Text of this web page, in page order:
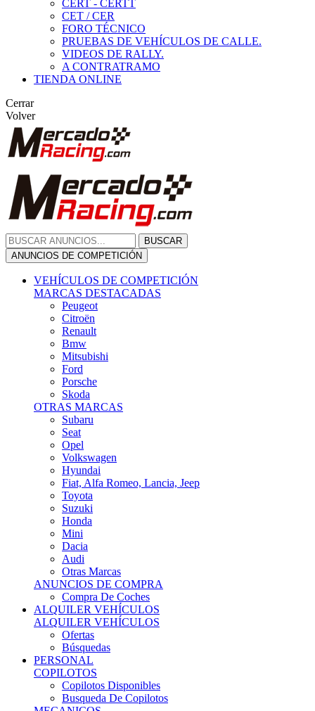
CERT - CERTT
CET / CER
FORO TÉCNICO
PRUEBAS DE VEHÍCULOS DE CALLE.
VIDEOS DE RALLY.
A CONTRATRAMO
TIENDA ONLINE
Cerrar
Volver
BUSCAR
ANUNCIOS DE COMPETICIÓN
VEHÍCULOS DE COMPETICIÓN
MARCAS DESTACADAS
Peugeot
Citroën
Renault
Bmw
Mitsubishi
Ford
Porsche
Skoda
OTRAS MARCAS
Subaru
Seat
Opel
Volkswagen
Hyundai
Fiat, Alfa Romeo, Lancia, Jeep
Toyota
Suzuki
Honda
Mini
Dacia
Audi
Otras Marcas
ANUNCIOS DE COMPRA
Compra De Coches
ALQUILER VEHÍCULOS
ALQUILER VEHÍCULOS
Ofertas
Búsquedas
PERSONAL
COPILOTOS
Copilotos Disponibles
Busqueda De Copilotos